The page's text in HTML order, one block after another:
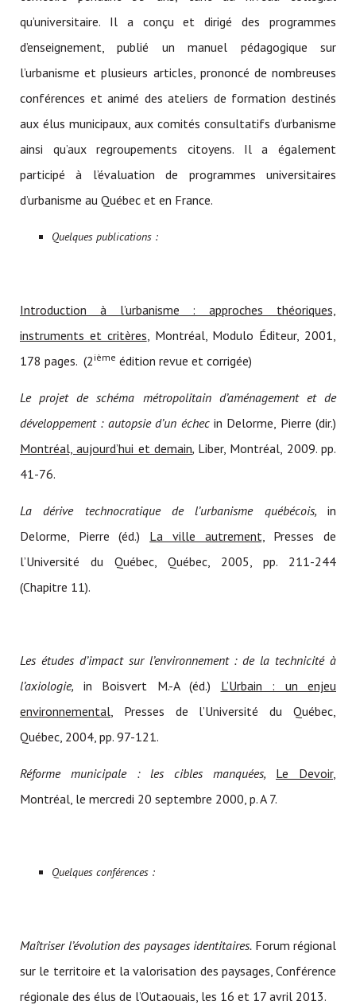
qu’universitaire. Il a conçu et dirigé des programmes
d’enseignement, publié un manuel pédagogique sur
l’urbanisme et plusieurs articles, prononcé de nombreuses
conférences et animé des ateliers de formation destinés
aux élus municipaux, aux comités consultatifs d’urbanisme
ainsi qu’aux regroupements citoyens. Il a également
participé à l’évaluation de programmes universitaires
d’urbanisme au Québec et en France.
Quelques publications :
Introduction à l’urbanisme : approches théoriques,
instruments et critères, Montréal, Modulo Éditeur, 2001,
178 pages. (2 ième édition revue et corrigée)
Le projet de schéma métropolitain d’aménagement et de
développement : autopsie d’un échec in Delorme, Pierre (dir.)
Montréal, aujourd’hui et demain, Liber, Montréal, 2009. pp.
41-76.
La dérive technocratique de l’urbanisme québécois, in
Delorme, Pierre (éd.) La ville autrement,Presses de
l’Université du Québec, Québec, 2005, pp. 211-244
(Chapitre 11).
Les études d’impact sur l’environnement : de la technicité à
l’axiologie, in Boisvert M.-A (éd.) L’Urbain : un enjeu
environnemental, Presses de l’Université du Québec,
Québec, 2004, pp. 97-121.
Réforme municipale : les cibles manquées, Le Devoir,
Montréal, le mercredi 20 septembre 2000, p. A 7.
Quelques conférences :
Maîtriser l’évolution des paysages identitaires. Forum régional
sur le territoire et la valorisation des paysages, Conférence
régionale des élus de l’Outaouais, les 16 et 17 avril 2013.